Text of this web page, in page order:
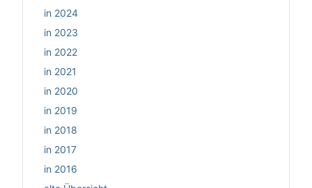
in 2024
in 2023
in 2022
in 2021
in 2020
in 2019
in 2018
in 2017
in 2016